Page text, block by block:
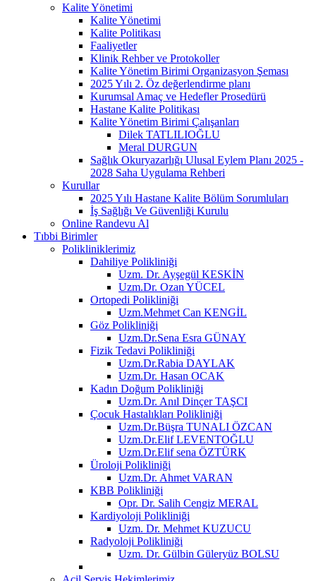
Kalite Yönetimi
Kalite Yönetimi
Kalite Politikası
Faaliyetler
Klinik Rehber ve Protokoller
Kalite Yönetim Birimi Organizasyon Şeması
2025 Yılı 2. Öz değerlendirme planı
Kurumsal Amaç ve Hedefler Prosedürü
Hastane Kalite Politikası
Kalite Yönetim Birimi Çalışanları
Dilek TATLILIOĞLU
Meral DURGUN
Sağlık Okuryazarlığı Ulusal Eylem Planı 2025 -
2028 Saha Uygulama Rehberi
Kurullar
2025 Yılı Hastane Kalite Bölüm Sorumluları
İş Sağlığı Ve Güvenliği Kurulu
Online Randevu Al
Tıbbi Birimler
Polikliniklerimiz
Dahiliye Polikliniği
Uzm. Dr. Ayşegül KESKİN
Uzm.Dr. Ozan YÜCEL
Ortopedi Polikliniği
Uzm.Mehmet Can KENGİL
Göz Polikliniği
Uzm.Dr.Sena Esra GÜNAY
Fizik Tedavi Polikliniği
Uzm.Dr.Rabia DAYLAK
Uzm.Dr. Hasan OCAK
Kadın Doğum Polikliniği
Uzm.Dr. Anıl Dinçer TAŞCI
Çocuk Hastalıkları Polikliniği
Uzm.Dr.Büşra TUNALI ÖZCAN
Uzm.Dr.Elif LEVENTOĞLU
Uzm.Dr.Elif sena ÖZTÜRK
Üroloji Polikliniği
Uzm.Dr. Ahmet VARAN
KBB Polikliniği
Opr. Dr. Salih Cengiz MERAL
Kardiyoloji Polikliniği
Uzm. Dr. Mehmet KUZUCU
Radyoloji Polikliniği
Uzm. Dr. Gülbin Güleryüz BOLSU